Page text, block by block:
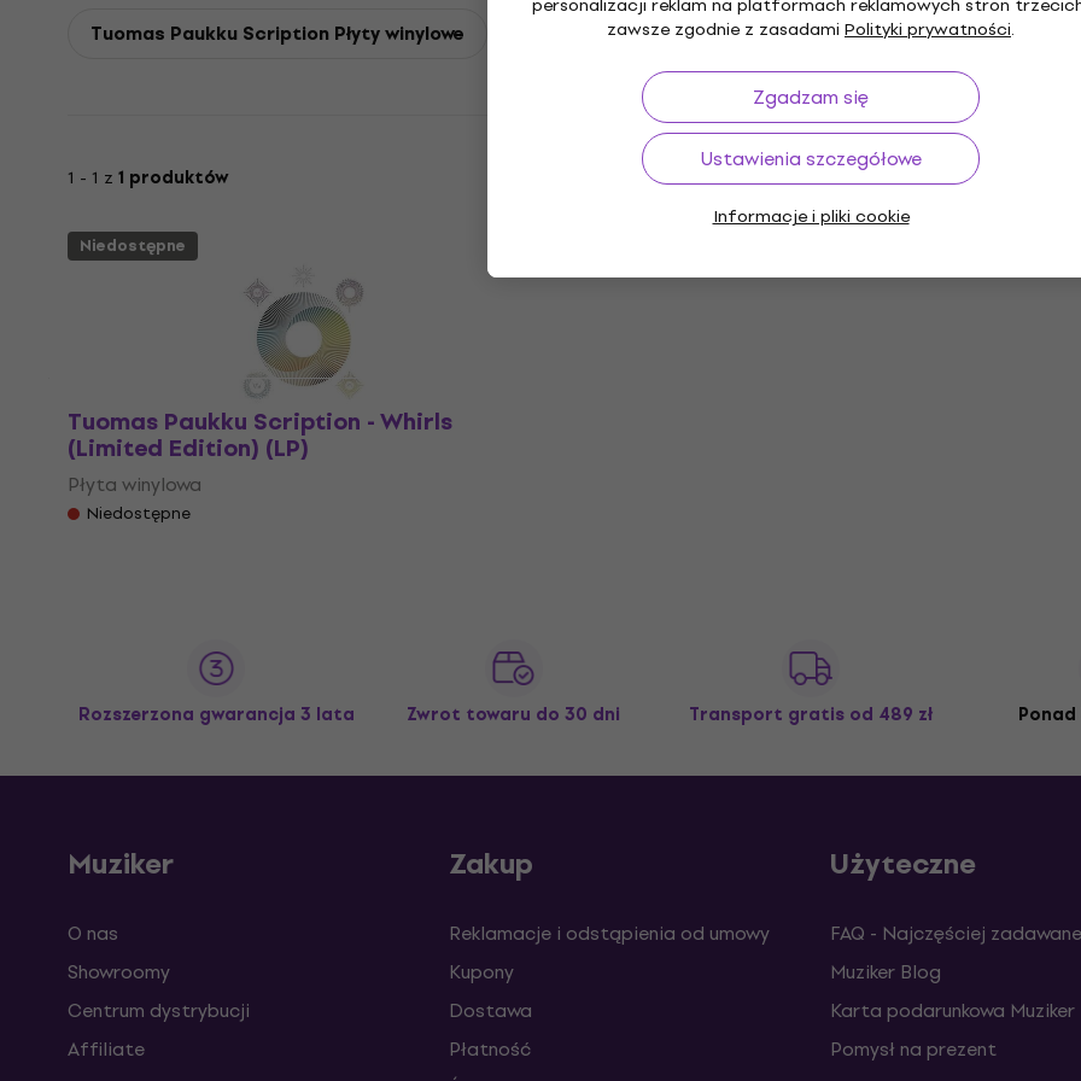
zawsze zgodnie z zasadami Polityki prywatności.
Zgadzam się
Ustawienia szczegółowe
Informacje i pliki cookie
Tuomas Paukku Scription Płyty winylowe
1 - 1 z 1 produktów
Niedostępne
Tuomas Paukku Scription - Whirls
(Limited Edition) (LP)
Płyta winylowa
Niedostępne
Rozszerzona gwarancja 3 lata Zwrot towaru do 30 dni Transport gratis od 489 zł
Muziker
O nas
Showroomy
Centrum dystrybucji
Affiliate
Zakup
Reklamacje i odstąpienia od umowy
Kupony
Dostawa
Płatność
Użyteczne
FAQ - Najczęściej
Muziker Blog
Karta podarunkowa Muziker
Pomysł na prezent